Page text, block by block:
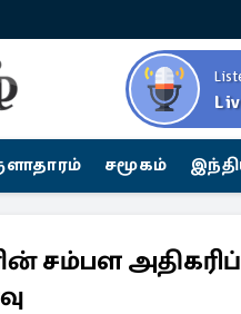
சமூகம்
சம்பள